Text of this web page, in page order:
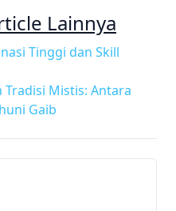
Lainnya
Tinggi dan Skill
Tradisi Mistis: Antara
Gaib